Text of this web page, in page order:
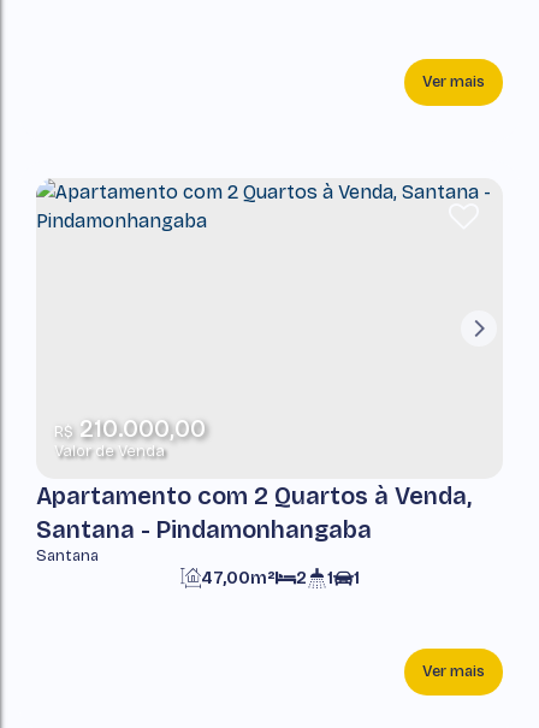
Ver mais
R$210.000,00
Valor de Venda
Apartamento com 2 Quartos à Venda,
Santana - Pindamonhangaba
Santana
2 1 1
47,00m²
Ver mais